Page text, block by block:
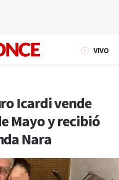
VIVO
Icardi vende
Mayo y recibió
Nara